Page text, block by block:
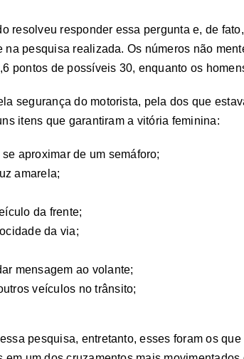
resolveu responder essa pergunta e, de
pesquisa realizada. Os números não
pontos de possíveis 30, enquanto os
segurança do motorista, pela dos que
itens que garantiram a vitória feminina:
aproximar de um semáforo;
amarela;
da frente;
da via;
mensagem ao volante;
veículos no trânsito;
pesquisa, entretanto, esses foram os